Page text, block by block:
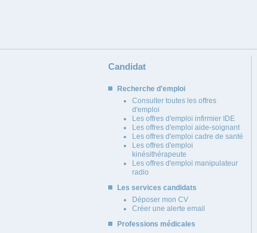
Candidat
Recherche d'emploi
Consulter toutes les offres
d'emploi
Les offres d'emploi infirmier IDE
Les offres d'emploi aide-soignant
Les offres d'emploi cadre de santé
Les offres d'emploi
kinésithérapeute
Les offres d'emploi manipulateur
radio
Les services candidats
Déposer mon CV
Créer une alerte email
Professions médicales